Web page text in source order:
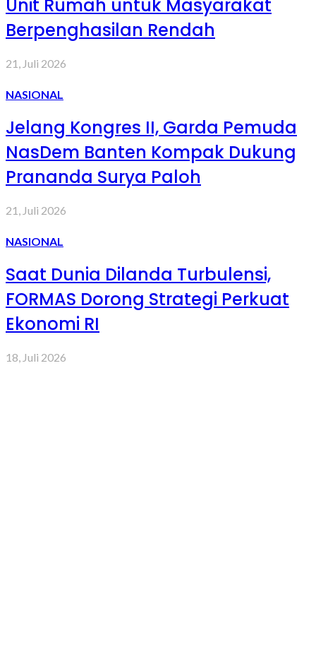
Unit Rumah untuk Masyarakat
Berpenghasilan Rendah
21, Juli 2026
NASIONAL
Jelang Kongres II, Garda Pemuda
NasDem Banten Kompak Dukung
Prananda Surya Paloh
21, Juli 2026
NASIONAL
Saat Dunia Dilanda Turbulensi,
FORMAS Dorong Strategi Perkuat
Ekonomi RI
18, Juli 2026